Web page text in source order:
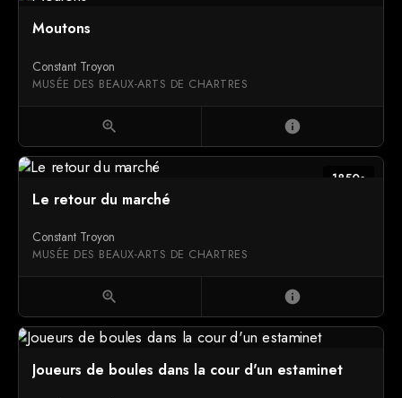
Moutons
Constant Troyon
MUSÉE DES BEAUX-ARTS DE CHARTRES
zoom_in info
1850s
Le retour du marché
Constant Troyon
MUSÉE DES BEAUX-ARTS DE CHARTRES
zoom_in info
Joueurs de boules dans la cour d'un estaminet